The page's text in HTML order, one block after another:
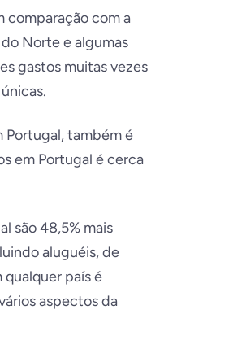
comparação com a
Norte e algumas
gastos muitas vezes
Portugal, também é
em Portugal é cerca
são 48,5% mais
aluguéis, de
qualquer país é
aspectos da